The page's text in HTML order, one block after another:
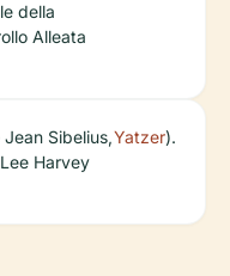
della
Alleata
Sibelius,
Harvey
Yatzer).